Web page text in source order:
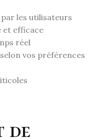
par les utilisateurs
et efficace
réel
vos préférences
de